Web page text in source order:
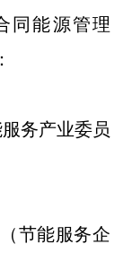
同能源管理
务产业委员
节能服务企